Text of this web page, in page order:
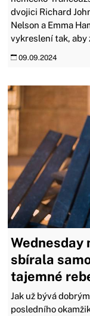
dvojici Richard
Nelson a Emma
vykreslení tak, aby
09.09.2024
Wednesday
sbírala
tajemné
Jak už bývá
posledního